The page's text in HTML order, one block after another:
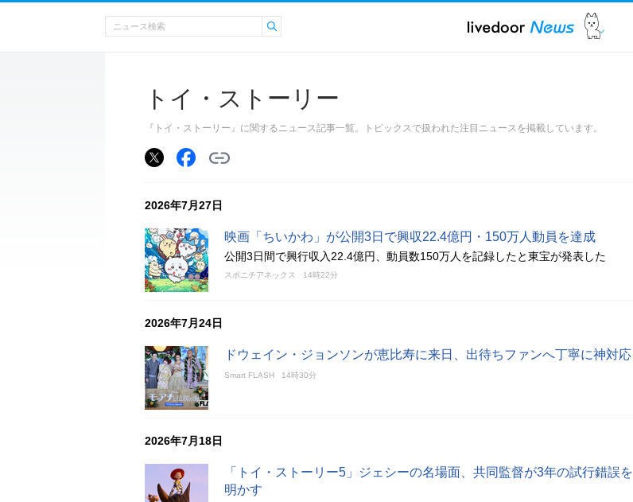
トイ・ストーリー
『トイ・ストーリー』に関するニュース記事一覧。トピックスで扱われた注目ニュースを掲載しています。
2026年7月27日
映画「ちいかわ」が公開3日で興収22.4億円・150万人動員を達成
公開3日間で興行収入22.4億円、動員数150万人を記録したと東宝が発表した
スポニチアネックス 14時22分
2026年7月24日
ドウェイン・ジョンソンが恵比寿に来日、出待ちファンへ丁寧に神対応
Smart FLASH 14時30分
2026年7月18日
「トイ・ストーリー5」ジェシーの名場面、共同監督が3年の試行錯誤を
明かす